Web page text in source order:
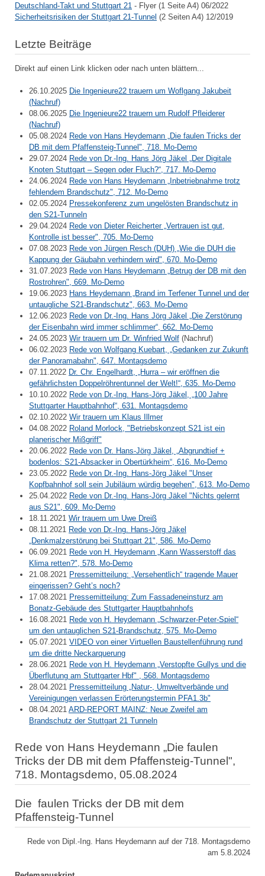
Deutschland-Takt und Stuttgart 21 - Flyer (1 Seite A4) 06/2022
Sicherheitsrisiken der Stuttgart 21-Tunnel (2 Seiten A4) 12/2019
Letzte Beiträge
Direkt auf einen Link klicken oder nach unten blättern...
26.10.2025 Die Ingenieure22 trauern um Woflgang Jakubeit
(Nachruf)
08.06.2025 Die Ingenieure22 trauern um Rudolf Pfleiderer
(Nachruf)
05.08.2024 Rede von Hans Heydemann „Die faulen Tricks der
DB mit dem Pfaffensteig-Tunnel", 718. Mo-Demo
29.07.2024 Rede von Dr.-Ing. Hans Jörg Jäkel „Der Digitale
Knoten Stuttgart – Segen oder Fluch?“, 717. Mo-Demo
24.06.2024 Rede von Hans Heydemann „Inbetriebnahme trotz
fehlendem Brandschutz", 712. Mo-Demo
02.05.2024 Pressekonferenz zum ungelösten Brandschutz in
den S21-Tunneln
29.04.2024 Rede von Dieter Reicherter „Vertrauen ist gut,
Kontrolle ist besser", 705. Mo-Demo
07.08.2023 Rede von Jürgen Resch (DUH) „Wie die DUH die
Kappung der Gäubahn verhindern wird", 670. Mo-Demo
31.07.2023 Rede von Hans Heydemann „Betrug der DB mit den
Rostrohren", 669. Mo-Demo
19.06.2023 Hans Heydemann „Brand im Terfener Tunnel und der
untaugliche S21-Brandschutz", 663. Mo-Demo
12.06.2023 Rede von Dr.-Ing. Hans Jörg Jäkel „Die Zerstörung
der Eisenbahn wird immer schlimmer“, 662. Mo-Demo
24.05.2023 Wir trauern um Dr. Winfried Wolf (Nachruf)
06.02.2023 Rede von Wolfgang Kuebart, „Gedanken zur Zukunft
der Panoramabahn", 647. Montagsdemo
07.11.2022 Dr. Chr. Engelhardt, „Hurra – wir eröffnen die
gefährlichsten Doppelröhrentunnel der Welt!“, 635. Mo-Demo
10.10.2022 Rede von Dr.-Ing. Hans-Jörg Jäkel, „100 Jahre
Stuttgarter Hauptbahnhof“, 631. Montagsdemo
02.10.2022 Wir trauern um Klaus Illmer
04.08.2022 Roland Morlock, "Betriebskonzept S21 ist ein
planerischer Mißgriff"
20.06.2022 Rede von Dr. Hans-Jörg Jäkel, „Abgrundtief +
bodenlos: S21-Absacker in Obertürkheim“, 616. Mo-Demo
23.05.2022 Rede von Dr.-Ing. Hans-Jörg Jäkel "Unser
Kopfbahnhof soll sein Jubiläum würdig begehen", 613. Mo-Demo
25.04.2022 Rede von Dr.-Ing. Hans-Jörg Jäkel "Nichts gelernt
aus S21", 609. Mo-Demo
18.11.2021 Wir trauern um Uwe Dreiß
08.11.2021 Rede von Dr.-Ing. Hans-Jörg Jäkel
„Denkmalzerstörung bei Stuttgart 21", 586. Mo-Demo
06.09.2021 Rede von H. Heydemann „Kann Wasserstoff das
Klima retten?", 578. Mo-Demo
21.08.2021 Pressemitteilung: „Versehentlich“ tragende Mauer
eingerissen? Geht’s noch?
17.08.2021 Pressemitteilung: Zum Fassadeneinsturz am
Bonatz-Gebäude des Stuttgarter Hauptbahnhofs
16.08.2021 Rede von H. Heydemann „Schwarzer-Peter-Spiel“
um den untauglichen S21-Brandschutz, 575. Mo-Demo
05.07.2021 VIDEO von einer Virtuellen Baustellenführung rund
um die dritte Neckarquerung
28.06.2021 Rede von H. Heydemann „Verstopfte Gullys und die
Überflutung am Stuttgarter Hbf" , 568. Montagsdemo
28.04.2021 Pressemitteilung „Natur-, Umweltverbände und
Vereinigungen verlassen Erörterungstermin PFA1.3b"
08.04.2021 ARD-REPORT MAINZ: Neue Zweifel am
Brandschutz der Stuttgart 21 Tunneln
Rede von Hans Heydemann „Die faulen
Tricks der DB mit dem Pfaffensteig-Tunnel",
718. Montagsdemo, 05.08.2024
Die faulen Tricks der DB mit dem
Pfaffensteig-Tunnel
Rede von Dipl.-Ing. Hans Heydemann auf der 718. Montagsdemo
am 5.8.2024